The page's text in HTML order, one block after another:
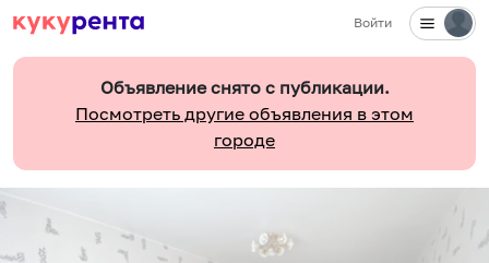
Войти
Объявление снято с публикации.
Посмотреть другие объявления в этом
городе